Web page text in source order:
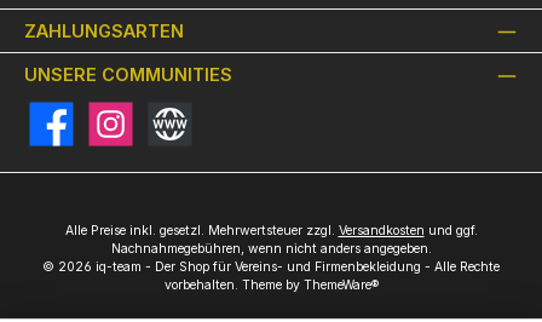
ZAHLUNGSARTEN
UNSERE COMMUNITIES
FacebookInstagramWebsite
Alle Preise inkl. gesetzl. Mehrwertsteuer zzgl. Versandkosten und ggf.
Nachnahmegebühren, wenn nicht anders angegeben.
© 2026 iq-team - Der Shop für Vereins- und Firmenbekleidung - Alle Rechte
vorbehalten. Theme by ThemeWare®